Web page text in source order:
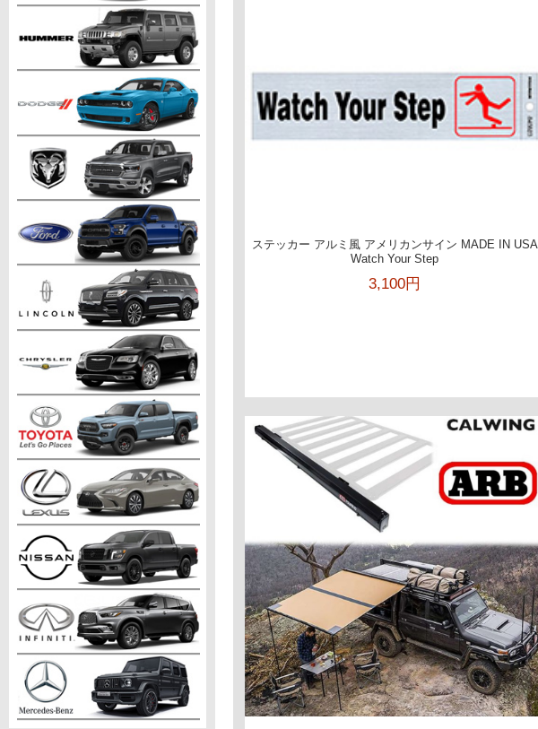
ステッカー アルミ風 アメリカンサイン MADE IN USA
Watch Your Step
3,100円